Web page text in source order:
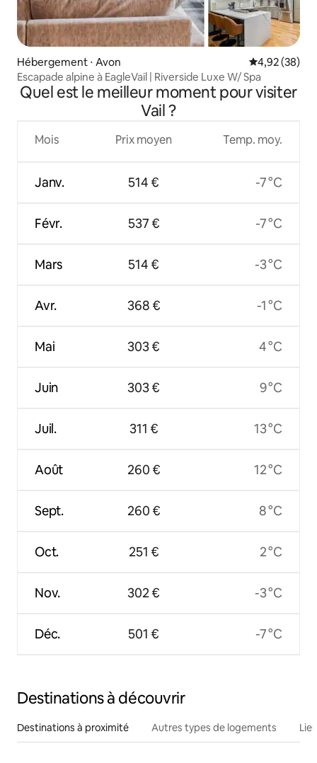
Hébergement ⋅ Avon Évaluation
4,92 (38)
Escapade alpine à EagleVail | Riverside Luxe W/ Spa
Quel est le meilleur moment pour visiter
Vail ?
Mois
Janv.
Févr.
Mars
Avr.
Mai
Juin
Juil.
Août
Sept.
Oct.
Nov.
Déc.
Prix moyen
514 €
537 €
514 €
368 €
303 €
303 €
311 €
260 €
260 €
251 €
302 €
501 €
Temp. moy.
-7 °C
-7 °C
-3 °C
-1 °C
4 °C
9 °C
13 °C
12 °C
8 °C
2 °C
-3 °C
-7 °C
Destinations à découvrir
Destinations à proximité Autres types de logements